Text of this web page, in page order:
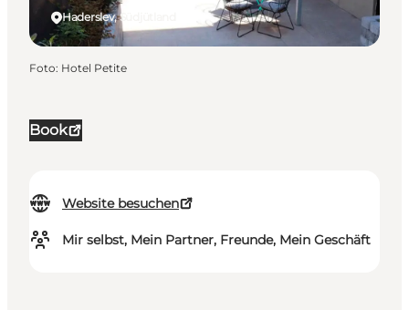
Book
Website besuchen
Mir selbst, Mein Partner, Freunde, Mein Geschäft
Haderslev, Südjütland
Foto: Hotel Petite